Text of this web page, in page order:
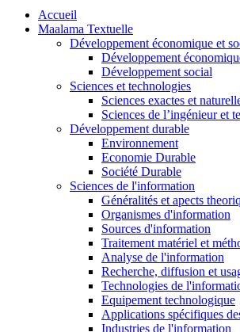
Accueil
Maalama Textuelle
Développement économique et
Développement
Développement social
Sciences et technologies
Sciences exactes et
Sciences de l’ingénieur et
Développement durable
Environnement
Economie Durable
Société Durable
Sciences de l'information
Généralités et apects
Organismes d'information
Sources d'information
Traitement matériel et
Analyse de l'information
Recherche, diffusion et
Technologies de
Equipement technologique
Applications spécifiques
Industries de l'information